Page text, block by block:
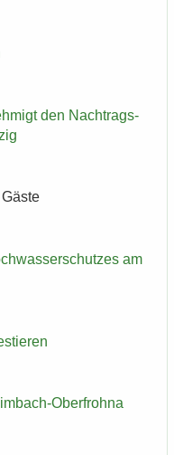
den Nach­trags­
am
​Oberfrohna